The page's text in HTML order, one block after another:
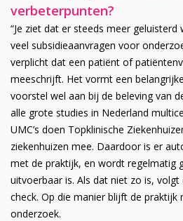
verbeterpunten?
“Je ziet dat er steeds meer
veel subsidieaanvragen voor
verplicht dat een patiënt of
meeschrijft. Het vormt een
voorstel wel aan bij de beleving van
alle grote studies in Nederland
UMC’s doen Topklinische
ziekenhuizen mee. Daardoor is er
met de praktijk, en wordt regelmatig
uitvoerbaar is. Als dat niet zo is,
check. Op die manier blijft de praktijk
onderzoek.